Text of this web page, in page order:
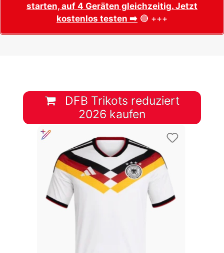
starten, auf 4 Geräten gleichzeitig. Jetzt
kostenlos testen ➡️ 🔴 +++
DFB Trikots reduziert
2026 kaufen